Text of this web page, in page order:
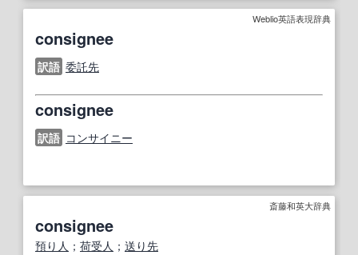
Weblio英語表現辞典
consignee
訳語 委託先
consignee
訳語 コンサイニー
斎藤和英大辞典
consignee
預り人 ； 荷受人 ； 送り先